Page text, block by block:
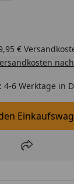
€
4-6 Werktage in
In den
Teilen